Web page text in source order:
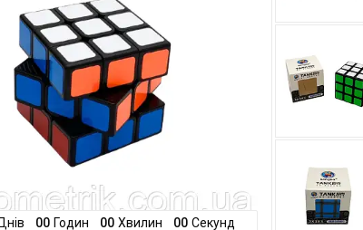
00 Годин 00 Хвилин 00 Секунд